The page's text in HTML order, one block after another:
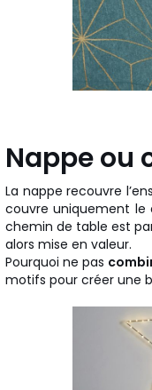
Nappe ou
La nappe recouvre
couvre uniquement le
chemin de table est
alors mise en valeur.
Pourquoi ne pas
motifs pour créer une